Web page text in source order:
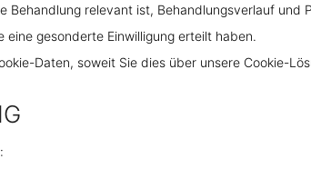
relevant ist, Behandlungsverlauf und
gesonderte Einwilligung erteilt haben.
Daten, soweit Sie dies über unsere Cookie-